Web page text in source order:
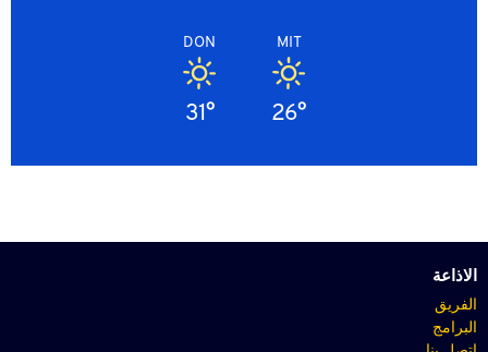
MIT
26°
DON
31°
الاذاعة
الفريق
البرامج